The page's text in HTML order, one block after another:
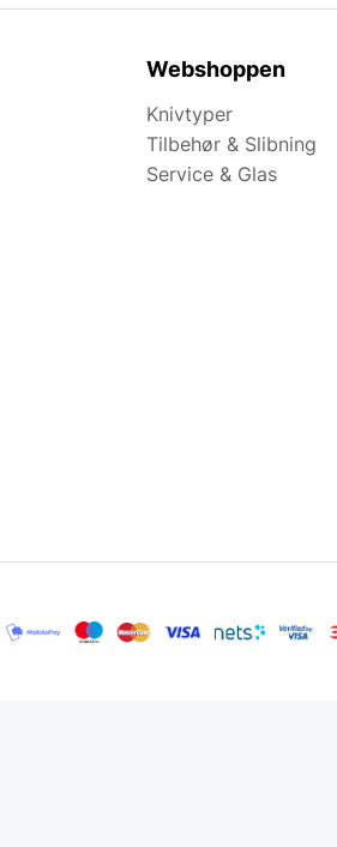
Webshoppen
Knivtyper
Tilbehør & Slibning
Service & Glas